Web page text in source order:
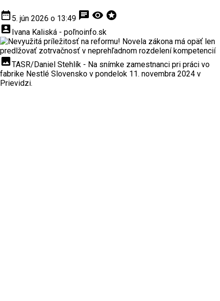
date_range 5. jún 2026 o 13:49 chat visibility stars
account_box Ivana Kaliská - poľnoinfo.sk
insert_photoTASR/Daniel Stehlík - Na snímke zamestnanci pri práci vo
fabrike Nestlé Slovensko v pondelok 11. novembra 2024 v
Prievidzi.